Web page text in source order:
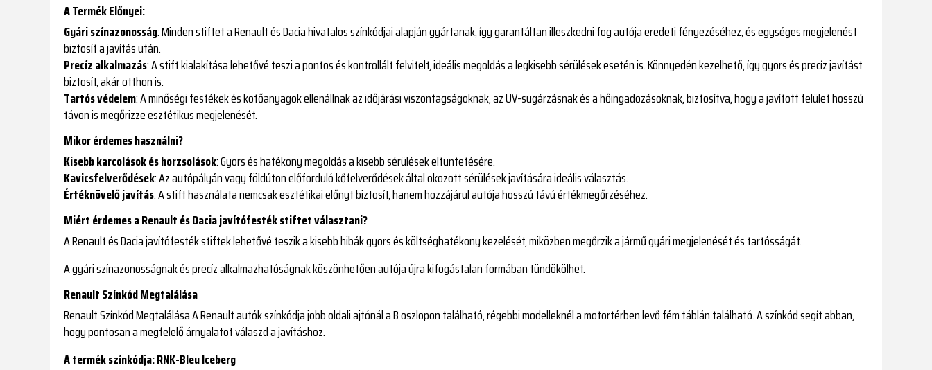
A Termék Előnyei:
Gyári színazonosság: Minden stiftet a Renault és Dacia hivatalos színkódjai alapján gyártanak, így garantáltan illeszkedni fog autója eredeti fényezéséhez, és egységes megjelenést
biztosít a javítás után.
Precíz alkalmazás: A stift kialakítása lehetővé teszi a pontos és kontrollált felvitelt, ideális megoldás a legkisebb sérülések esetén is. Könnyedén kezelhető, így gyors és precíz javítást
biztosít, akár otthon is.
Tartós védelem: A minőségi festékek és kötőanyagok ellenállnak az időjárási viszontagságoknak, az UV-sugárzásnak és a hőingadozásoknak, biztosítva, hogy a javított felület hosszú
távon is megőrizze esztétikus megjelenését.
Mikor érdemes használni?
Kisebb karcolások és horzsolások: Gyors és hatékony megoldás a kisebb sérülések eltüntetésére.
Kavicsfelverődések: Az autópályán vagy földúton előforduló kőfelverődések által okozott sérülések javítására ideális választás.
Értéknövelő javítás: A stift használata nemcsak esztétikai előnyt biztosít, hanem hozzájárul autója hosszú távú értékmegőrzéséhez.
Miért érdemes a Renault és Dacia javítófesték stiftet választani?
A Renault és Dacia javítófesték stiftek lehetővé teszik a kisebb hibák gyors és költséghatékony kezelését, miközben megőrzik a jármű gyári megjelenését és tartósságát.
A gyári színazonosságnak és precíz alkalmazhatóságnak köszönhetően autója újra kifogástalan formában tündökölhet.
Renault Színkód Megtalálása
Renault Színkód Megtalálása A Renault autók színkódja jobb oldali ajtónál a B oszlopon található, régebbi modelleknél a motortérben levő fém táblán található. A színkód segít abban,
hogy pontosan a megfelelő árnyalatot válaszd a javításhoz.
A termék színkódja: RNK-Bleu Iceberg